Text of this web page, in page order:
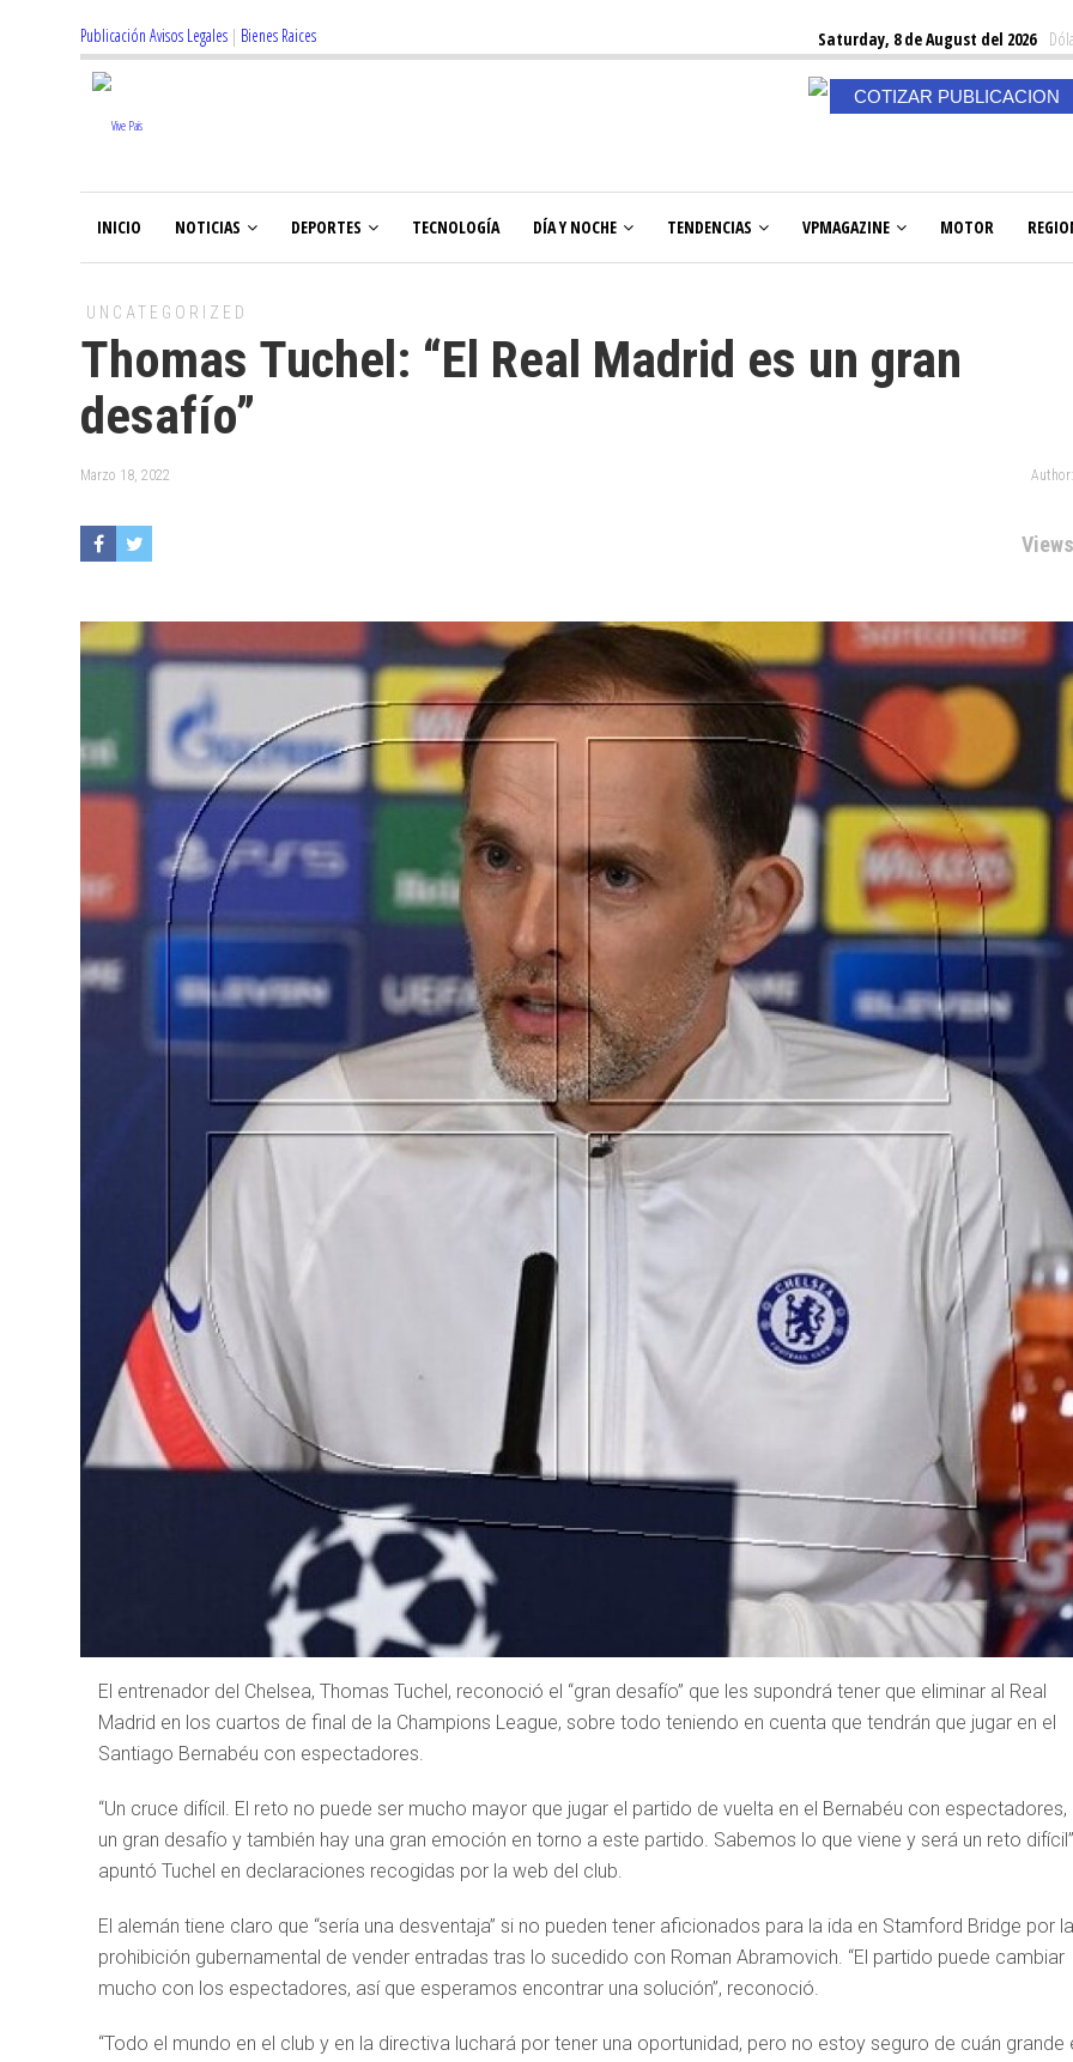
Publicación Avisos Legales | Bienes Raices Saturday, 8 de August del 2026
COTIZAR PUBLICACION
INICIO NOTICIAS DEPORTES TECNOLOGÍA DÍA Y NOCHE TENDENCIAS VPMAGAZINE MOTOR
UNCATEGORIZED
Thomas Tuchel: “El Real Madrid es un gran
desafío”
Marzo 18, 2022
El entrenador del Chelsea, Thomas Tuchel, reconoció el “gran desafío” que les supondrá tener que eliminar al Real
Madrid en los cuartos de final de la Champions League, sobre todo teniendo en cuenta que tendrán que jugar en el
Santiago Bernabéu con espectadores.
“Un cruce difícil. El reto no puede ser mucho mayor que jugar el partido de vuelta en el Bernabéu con espectadores,
un gran desafío y también hay una gran emoción en torno a este partido. Sabemos lo que viene y será un reto
apuntó Tuchel en declaraciones recogidas por la web del club.
El alemán tiene claro que “sería una desventaja” si no pueden tener aficionados para la ida en Stamford Bridge por la
prohibición gubernamental de vender entradas tras lo sucedido con Roman Abramovich. “El partido puede cambiar
mucho con los espectadores, así que esperamos encontrar una solución”, reconoció.
“Todo el mundo en el club y en la directiva luchará por tener una oportunidad, pero no estoy seguro de cuán grande